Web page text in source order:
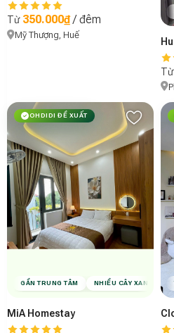
Từ 350.000₫/ đêm
Mỹ Thượng, Huế
Từ
OHDIDI ĐỀ XUẤT
GẦN TRUNG TÂM NHIỀU CÂY XANH
MiA Homestay